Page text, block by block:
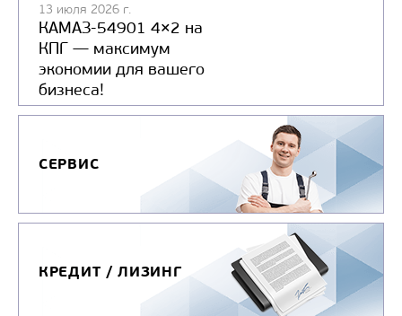
13 июля 2026 г.
КАМАЗ-54901 4×2 на
КПГ — максимум
экономии для вашего
бизнеса!
СЕРВИС
КРЕДИТ / ЛИЗИНГ